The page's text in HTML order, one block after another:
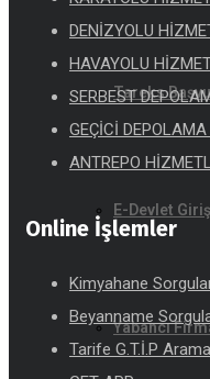
Tareks
E-Devlet Giriş
Yabancı
DENİZYOLU
HAVAYOLU
SERBEST
GEÇİCİ
ANTREPO
Online İşlemler
Kimyahane
Beyanname
Tarife G.T.İ.P Arama